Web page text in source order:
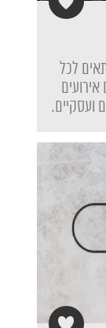
להתאים לכל
ועסקיים.